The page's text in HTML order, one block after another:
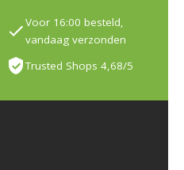
Voor 16:00 besteld,
vandaag verzonden
Trusted Shops 4,68/5